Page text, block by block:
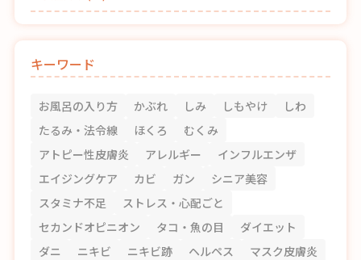
キーワード
お風呂の入り方 かぶれ しみ しもやけ
しわ
たるみ・法令線
ほくろ
むくみ
アトピー性皮膚炎
アレルギー
インフルエンザ
エイジングケア
カビ ガン
シニア美容
スタミナ不足
ストレス・心配ごと
セカンドオピニオン
タコ・魚の目
ダイエット
ダニ
ニキビ ニキビ跡 ヘルペス
マスク皮膚炎